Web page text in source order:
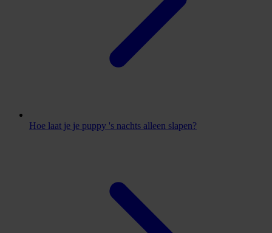
Hoe laat je je puppy 's nachts alleen slapen?